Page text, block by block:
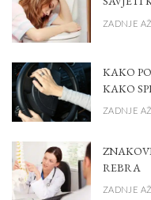
ZADNJE
KAKO
KAKO
ZADNJE
REBRA
ZADNJE